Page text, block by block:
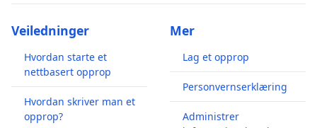
Veiledninger
Hvordan starte et
nettbasert opprop
Hvordan skriver man et
opprop?
Mer
Lag et opprop
Personvernserklæring
Administrer